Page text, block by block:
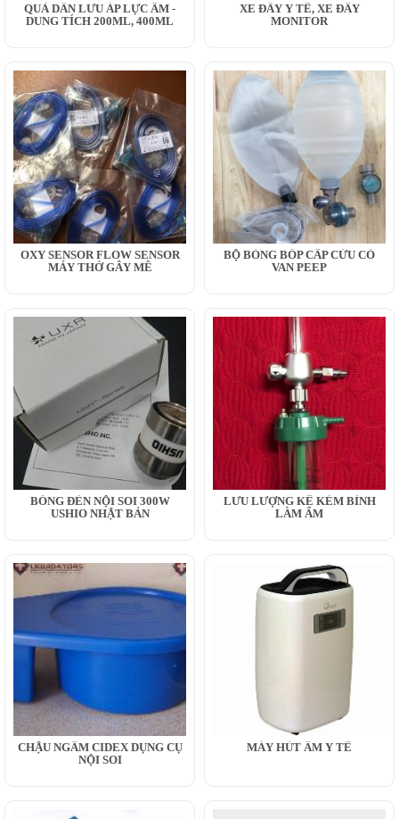
QUẢ DẪN LƯU ÁP LỰC ÂM -
DUNG TÍCH 200ML, 400ML
XE ĐẨY Y TẾ, XE ĐẨY
MONITOR
OXY SENSOR FLOW SENSOR
MÁY THỞ GÂY MÊ
BỘ BÓNG BÓP CẤP CỨU CÓ
VAN PEEP
BÓNG ĐÈN NỘI SOI 300W
USHIO NHẬT BẢN
LƯU LƯỢNG KẾ KÈM BÌNH
LÀM ẨM
CHẬU NGÂM CIDEX DỤNG CỤ
NỘI SOI
MÁY HÚT ẨM Y TẾ